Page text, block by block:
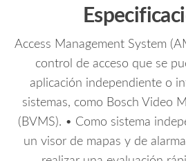
Access Management System
control de acceso que se
aplicación independiente o
sistemas, como Bosch Video
(BVMS). • Como sistema
un visor de mapas y de